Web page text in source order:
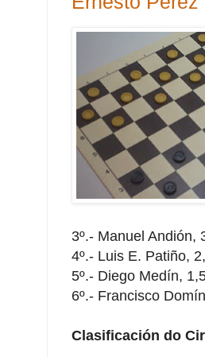
3º.- Manuel Andión,
4º.- Luis E. Patiño,
5º.- Diego Medín,
6º.- Francisco
Clasificación do